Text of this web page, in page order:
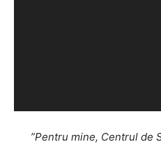
”Pentru mine, Centrul de